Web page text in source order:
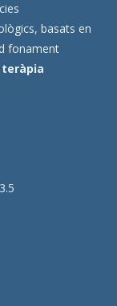
basats en
fonament
teràpia